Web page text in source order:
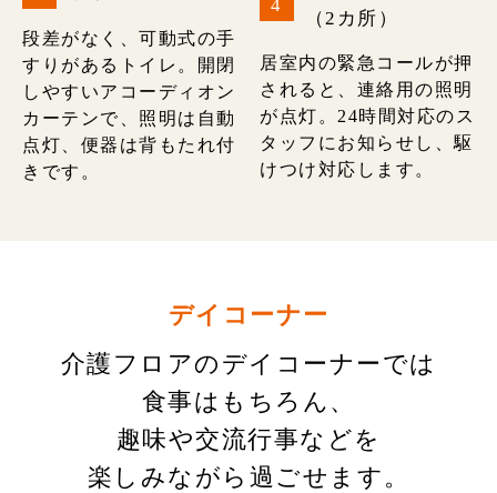
段差がなく、可動式の手
すりがあるトイレ。開閉
しやすいアコーディオン
カーテンで、照明は自動
点灯、便器は背もたれ付
きです。
4
（2カ所）
居室内の緊急コールが押
されると、連絡用の照明
が点灯。24時間対応のス
タッフにお知らせし、駆
けつけ対応します。
デイコーナー
介護フロアのデイコーナーでは
食事はもちろん、
趣味や交流行事などを
楽しみながら過ごせます。